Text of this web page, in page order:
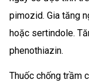
pimozid. Gia tăng
hoặc sertindole.
phenothiazin.
Thuốc chống trầm